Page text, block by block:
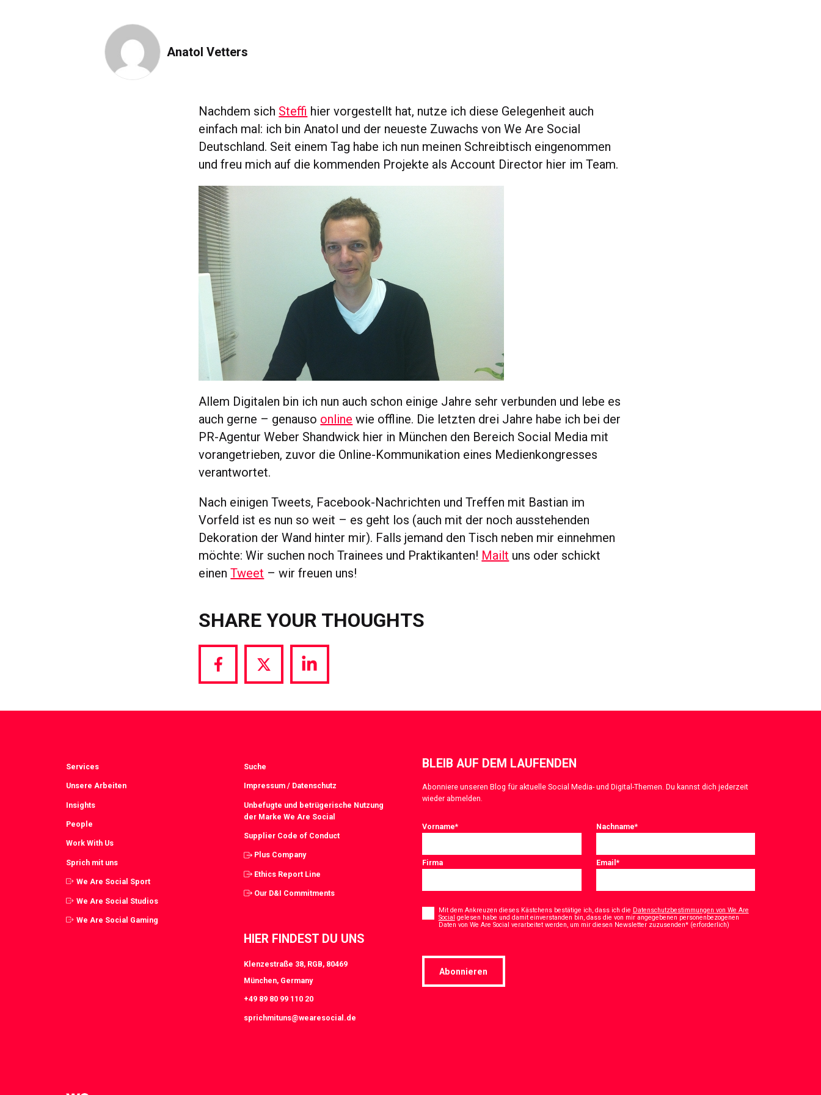
Anatol Vetters
Nachdem sich Steffi hier vorgestellt hat, nutze ich diese Gelegenheit auch
einfach mal: ich bin Anatol und der neueste Zuwachs von We Are Social
Deutschland. Seit einem Tag habe ich nun meinen Schreibtisch eingenommen
und freu mich auf die kommenden Projekte als Account Director hier im Team.
Allem Digitalen bin ich nun auch schon einige Jahre sehr verbunden und lebe es
auch gerne – genauso online wie offline. Die letzten drei Jahre habe ich bei der
PR-Agentur Weber Shandwick hier in München den Bereich Social Media mit
vorangetrieben, zuvor die Online-Kommunikation eines Medienkongresses
verantwortet.
Nach einigen Tweets, Facebook-Nachrichten und Treffen mit Bastian im
Vorfeld ist es nun so weit – es geht los (auch mit der noch ausstehenden
Dekoration der Wand hinter mir). Falls jemand den Tisch neben mir einnehmen
möchte: Wir suchen noch Trainees und Praktikanten! Mailt uns oder schickt
einenTweet – wir freuen uns!
SHARE YOUR THOUGHTS
Share
Facebook
Share
Twitter
Share
LinkedIn
Services
Unsere Arbeiten
Insights
People
Work With Us
Sprich mit uns
We Are Social Sport
We Are Social Studios
We Are Social Gaming
Suche
Impressum / Datenschutz
Unbefugte und betrügerische Nutzung
der Marke We Are Social
Supplier Code of Conduct
Plus Company
Ethics Report Line
Our D&I Commitments
HIER FINDEST DU UNS
Klenzestraße 38, RGB, 80469
München, Germany
+49 89 80 99 110 20
sprichmituns@wearesocial.de
BLEIB AUF DEM LAUFENDEN
Abonniere unseren Blog für aktuelle Social Media- und Digital-Themen. Du kannst dich jederzeit
wieder abmelden.
Vorname* Nachname*
Firma Email*
* Mit dem Ankreuzen dieses Kästchens bestätige ich, dass ich die Datenschutzbestimmungen von We Are
Social gelesen habe und damit einverstanden bin, dass die von mir angegebenen personenbezogenen
Daten von We Are Social verarbeitet werden, um mir diesen Newsletter zuzusenden* (erforderlich)*
Abonnieren